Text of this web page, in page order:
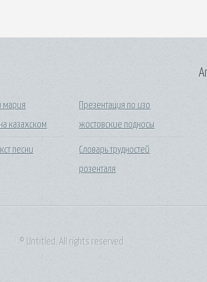
мария
казахском
песни
Презентация по изо
жостовские подносы
Словарь трудностей
розенталя
© Untitled. All rights reserved.